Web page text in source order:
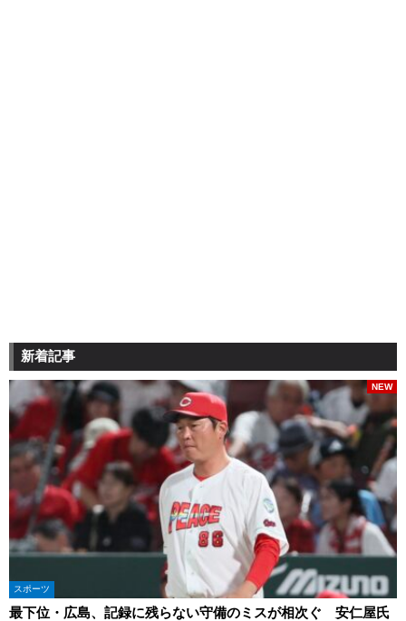
新着記事
スポーツ
最下位・広島、記録に残らない守備のミスが相次ぐ 安仁屋氏
NEW